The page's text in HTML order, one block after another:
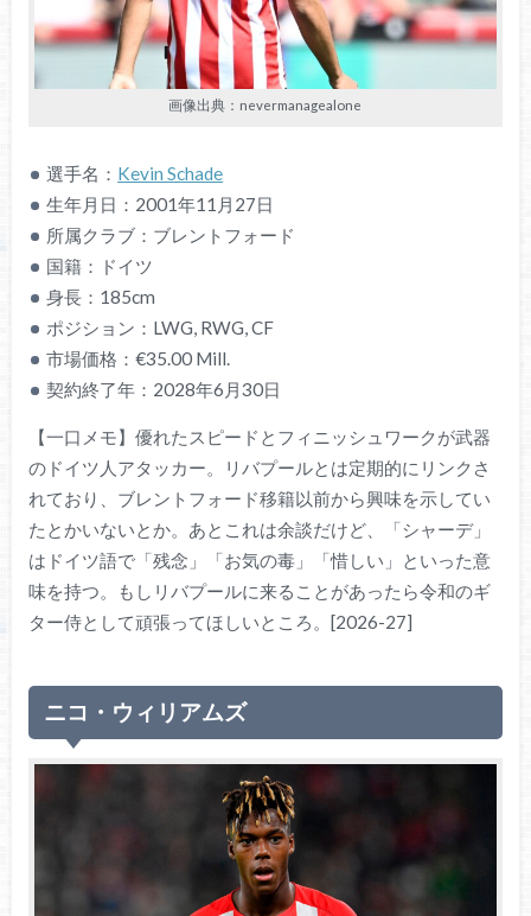
画像出典：nevermanagealone
選手名： Kevin Schade
生年月日：2001年11月27日
所属クラブ：ブレントフォード
国籍：ドイツ
身長：185cm
ポジション：LWG, RWG, CF
市場価格：€35.00 Mill.
契約終了年：2028年6月30日
【一口メモ】優れたスピードとフィニッシュワークが武器
のドイツ人アタッカー。リバプールとは定期的にリンクさ
れており、ブレントフォード移籍以前から興味を示してい
たとかいないとか。あとこれは余談だけど、「シャーデ」
はドイツ語で「残念」「お気の毒」「惜しい」といった意
味を持つ。もしリバプールに来ることがあったら令和のギ
ター侍として頑張ってほしいところ。[2026-27]
ニコ・ウィリアムズ